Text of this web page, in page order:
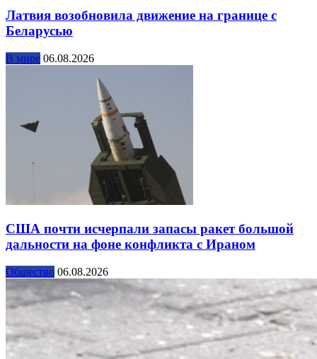
Латвия возобновила движение на границе с
Беларусью
В мире 06.08.2026
США почти исчерпали запасы ракет большой
дальности на фоне конфликта с Ираном
Общество 06.08.2026